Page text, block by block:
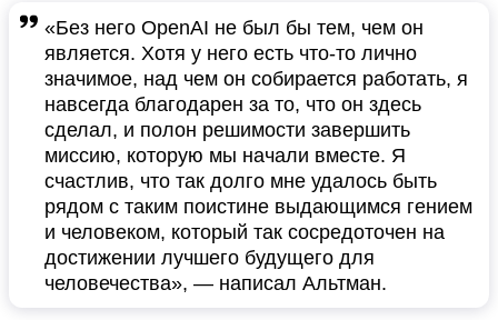
«Без него OpenAI не был бы тем, чем он
является. Хотя у него есть что-то лично
значимое, над чем он собирается работать, я
навсегда благодарен за то, что он здесь
сделал, и полон решимости завершить
миссию, которую мы начали вместе. Я
счастлив, что так долго мне удалось быть
рядом с таким поистине выдающимся гением
и человеком, который так сосредоточен на
достижении лучшего будущего для
человечества», — написал Альтман.